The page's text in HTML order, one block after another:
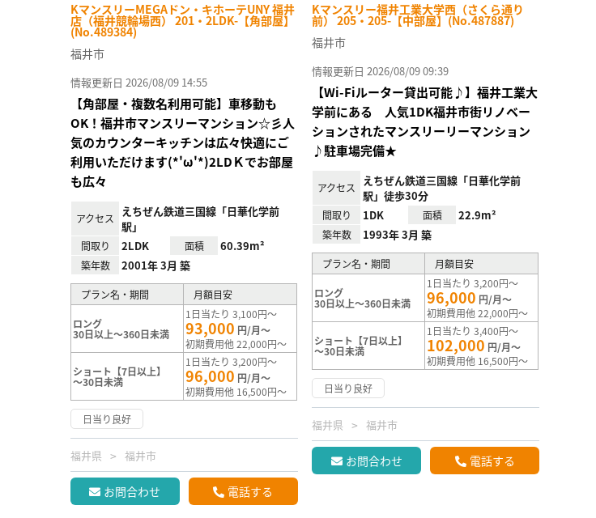
KマンスリーMEGAドン・キホーテUNY 福井
店（福井競輪場西） 201・2LDK-【角部屋】
(No.489384)
福井市
情報更新日 2026/08/09 14:55
【角部屋・複数名利用可能】車移動も
OK！福井市マンスリーマンション☆彡人
気のカウンターキッチンは広々快適にご
利用いただけます(*'ω'*)2LDＫでお部屋
も広々
アクセス
えちぜん鉄道三国線「日華化学前
駅」
間取り 2LDK 面積 60.39m²
築年数 2001年 3月 築
プラン名・期間 月額目安
ロング
30日以上～360日未満
1日当たり 3,100円～
93,000 円/月～
初期費用他 22,000円～
ショート【7日以上】
～30日未満
1日当たり 3,200円～
96,000 円/月～
初期費用他 16,500円～
日当り良好
福井県 福井市
お問合わせ 電話する
Kマンスリー福井工業大学西（さくら通り
前） 205・205-【中部屋】(No.487887)
福井市
情報更新日 2026/08/09 09:39
【Wi-Fiルーター貸出可能♪】福井工業大
学前にある 人気1DK福井市街リノベー
ションされたマンスリーリーマンション
♪駐車場完備★
アクセス
えちぜん鉄道三国線「日華化学前
駅」徒歩30分
間取り 1DK 面積 22.9m²
築年数 1993年 3月 築
プラン名・期間 月額目安
ロング
30日以上～360日未満
1日当たり 3,200円～
96,000 円/月～
初期費用他 22,000円～
ショート【7日以上】
～30日未満
1日当たり 3,400円～
102,000 円/月～
初期費用他 16,500円～
日当り良好
福井県 福井市
お問合わせ 電話する